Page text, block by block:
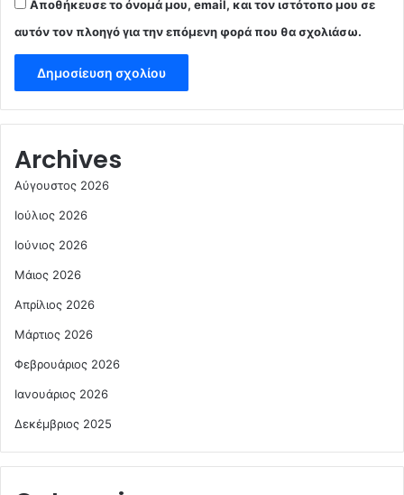
Αποθήκευσε το όνομά μου, email, και τον ιστότοπο μου σε
αυτόν τον πλοηγό για την επόμενη φορά που θα σχολιάσω.
Archives
Αύγουστος 2026
Ιούλιος 2026
Ιούνιος 2026
Μάιος 2026
Απρίλιος 2026
Μάρτιος 2026
Φεβρουάριος 2026
Ιανουάριος 2026
Δεκέμβριος 2025